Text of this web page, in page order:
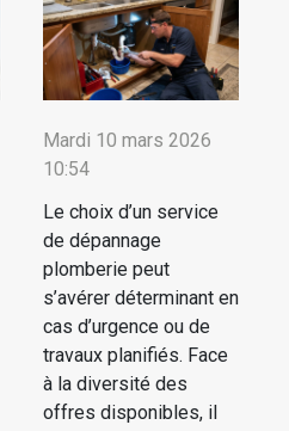
Mardi 10 mars 2026
10:54
Le choix d’un service
de dépannage
plomberie peut
s’avérer déterminant en
cas d’urgence ou de
travaux planifiés. Face
à la diversité des
offres disponibles, il